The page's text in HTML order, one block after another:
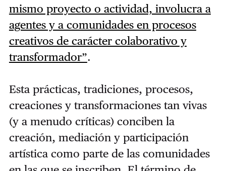
mismo proyecto o actividad, involucra a
agentes y a comunidades en procesos
creativos de carácter colaborativo y
transformador”.
Esta prácticas, tradiciones, procesos,
creaciones y transformaciones tan vivas
(y a menudo críticas) conciben la
creación, mediación y participación
artística como parte de las comunidades